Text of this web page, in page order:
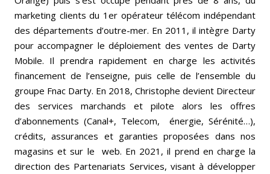
marketing clients du 1er opérateur télécom indépendant
des départements d’outre-mer. En 2011, il intègre Darty
pour accompagner le déploiement des ventes de Darty
Mobile. Il prendra rapidement en charge les activités
financement de l’enseigne, puis celle de l’ensemble du
groupe Fnac Darty. En 2018, Christophe devient Directeur
des services marchands et pilote alors les offres
d’abonnements (Canal+, Telecom, énergie, Sérénité…),
crédits, assurances et garanties proposées dans nos
magasins et sur le web. En 2021, il prend en charge la
direction des Partenariats Services, visant à développer